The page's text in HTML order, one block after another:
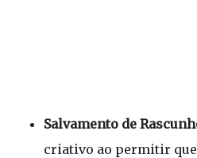
Salvamento de
criativo ao permitir